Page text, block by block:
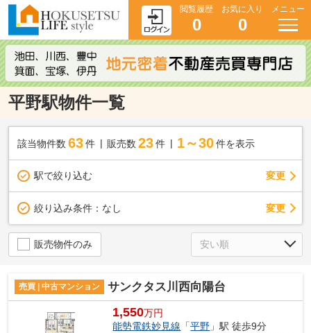
閲覧履歴
0
お気に入り
0
メニュー
平野駅物件一覧
該当物件数 63件 販売数 23 件 1～30 件を表示
駅で絞り込む 変更
絞り込み条件： なし 変更
販売物件のみ
売買 | 中古マンション サンクタス川西向陽台
1,550万円
能勢電鉄妙見線 「平野 」駅 徒歩9分